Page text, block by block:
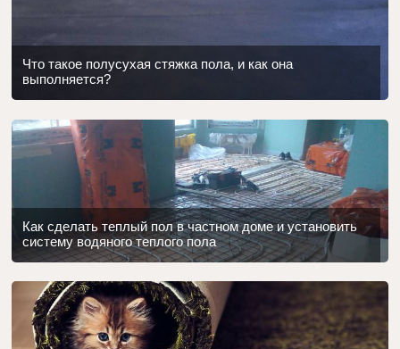
Что такое полусухая стяжка пола, и как она
выполняется?
Как сделать теплый пол в частном доме и установить
систему водяного теплого пола